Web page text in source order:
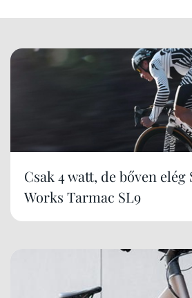
Csak 4 watt, de bőven
Works Tarmac SL9